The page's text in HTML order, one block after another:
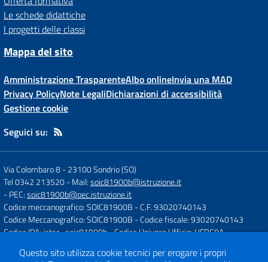
Le schede didattiche
I progetti delle classi
Mappa del sito
Amministrazione TrasparenteAlbo onlineInvia una MAD
Privacy PolicyNote LegaliDichiarazioni di accessibilità
Gestione cookie
Seguici su:
Via Colombaro 8-23100 Sondrio (SO)
Tel 0342 213520- Mail:soic81900b@istruzione.it
- PEC:soic81900b@pec.istruzione.it
Codice meccanografico: SOIC81900B - C.F. 93020740143
Codice Meccanografico: SOIC81900B - Codice fiscale: 93020740143
Codice IPA: istsc_soic81900b- Codice Univoco Ufficio: UFRC9A
Questo sito utilizza cookie tecnici per erogare i propri